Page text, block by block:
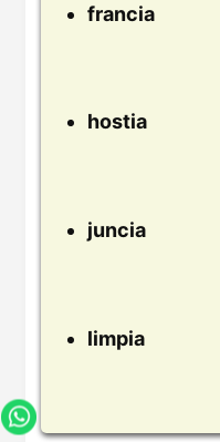
francia
hostia
juncia
limpia